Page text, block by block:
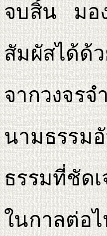
จบสิ้น มอ
สัมผัสได้ด้
จากวงจร
นามธรรม
ธรรมที่ชัด
ในกาลต่อ